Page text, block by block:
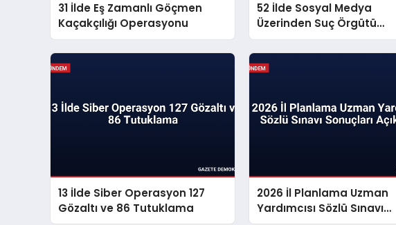
31 İlde Eş Zamanlı Göçmen
Kaçakçılığı Operasyonu
52 İlde Sosyal Medya
Üzerinden Suç Örgütü
Propagandasına
13 İlde Siber Operasyon 127
Gözaltı ve 86 Tutuklama
2026 İl Planlama Uzman
Yardımcısı Sözlü Sınavı